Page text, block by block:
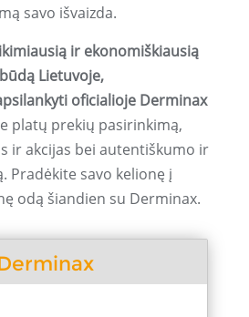
savo išvaizda.
ir ekonomiškiausią
Lietuvoje,
oficialioje Derminax
platų prekių pasirinkimą,
ir akcijas bei autentiškumo ir
Pradėkite savo kelionę į
odą šiandien su Derminax.